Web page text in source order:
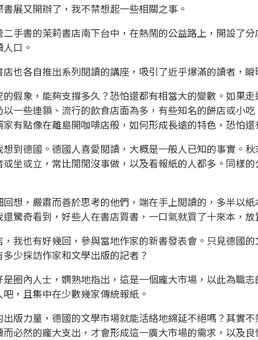
又開辦了，我不禁想起一些相關之事。
書的茉莉書店南下台中，在熱鬧的公益路上，開設了
口。
各自推出系列閱讀的講座，吸引了近乎爆滿的讀者，瞬
象，能夠支撐多久？恐怕還都有相當大的變數。如果
一些連鎖、流行的飲食店面為多，有些知名的餅店或小
有點像在離島開咖啡店般，如何形成長遠的特色，恐怕還
德國。德國人喜愛閱讀，大概是一般人已知的事實。
坐或立，常比閒閒沒事做，以及看報紙的人都多。同樣
，嚴肅而善於思考的他們，端在手上閱讀的，多半以
驚奇看到，好些人在書店買書，一口氣就買了十來本，
也有好幾回，參與當地作家的新書發表會。只見德國
少採訪作家和文學出版的記者？
內人士，嫻熟地指出，這是一個龐大市場，以此為職
，且集中在少數幾家傳統報紙。
力量，德國的文學市場就能活絡地綿延不絕嗎？其實
必然的龐大支出，才會形成這一廣大市場的需求，以及